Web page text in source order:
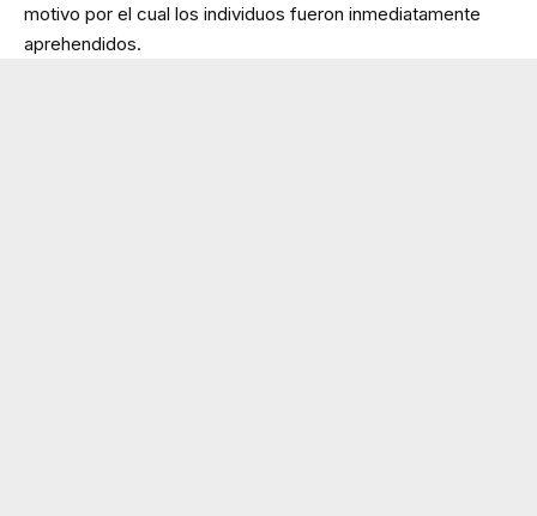
motivo por el cual los individuos fueron inmediatamente
aprehendidos.